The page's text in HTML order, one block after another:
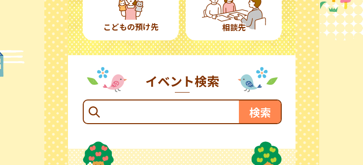
こどもの預け先 相談先
イベント検索